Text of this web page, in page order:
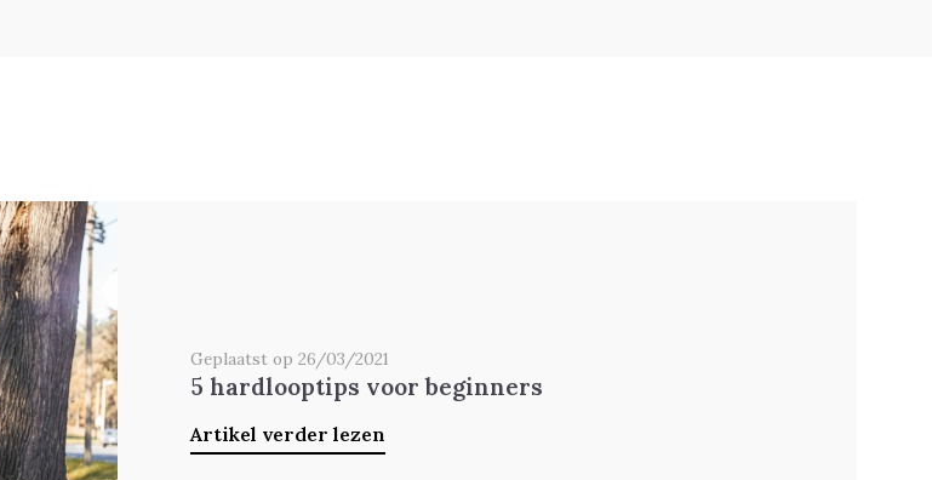
Geplaatst op 26/03/2021
5 hardlooptips voor beginners
Artikel verder lezen